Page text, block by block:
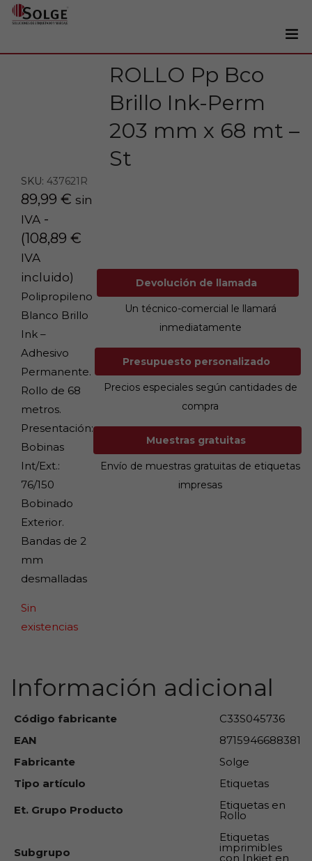
Lectores
Marcaje
Servicios
+34 93 241 22 21
0
ROLLO Pp Bco
Brillo Ink-Perm
203 mm x 68 mt –
St
SKU: 437621R
89,99 € sin
IVA -
(108,89 €
IVA
incluido)
Polipropileno
Blanco Brillo
Ink –
Adhesivo
Permanente.
Rollo de 68
metros.
Presentación:
Bobinas
Int/Ext.:
76/150
Bobinado
Exterior.
Bandas de 2
mm
desmalladas
Sin
existencias
Devolución de llamada
Un técnico-comercial le llamará
inmediatamente
Presupuesto personalizado
Precios especiales según cantidades de
compra
Muestras gratuitas
Envío de muestras gratuitas de etiquetas
impresas
Información adicional
Código fabricante
C33S045736
EAN
8715946688381
Fabricante
Solge
Tipo artículo
Etiquetas
Et. Grupo Producto
Etiquetas en
Rollo
Subgrupo
Etiquetas
imprimibles
con Inkjet en